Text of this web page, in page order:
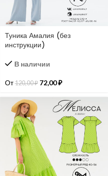
Туника Амалия (без
инструкции)
В наличии
От120,00₽ 72,00₽